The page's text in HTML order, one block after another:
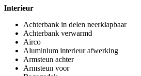
Interieur
Achterbank in delen neerklapbaar
Achterbank verwarmd
Airco
Aluminium interieur afwerking
Armsteun achter
Armsteun voor